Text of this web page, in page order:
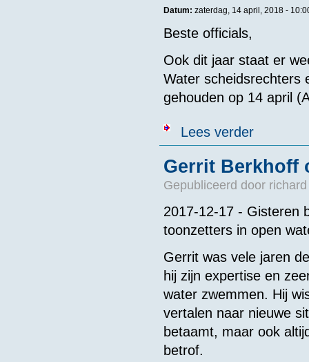
Datum: zaterdag, 14 april, 2018 -
Beste officials,
Ook dit jaar staat er
Water scheidsrechters
gehouden op 14 april
Lees verderover Apllicatie
Gerrit Berkhoff
Gepubliceerd door
2017-12-17 - Gisteren
toonzetters in open
Gerrit was vele jaren
hij zijn expertise en
water zwemmen. Hij
vertalen naar nieuwe
betaamt, maar ook
betrof.